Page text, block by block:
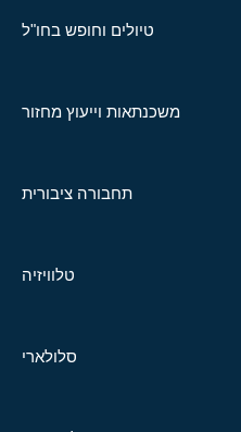
טיולים וחופש בחו"ל
משכנתאות וייעוץ מחזור
תחבורה ציבורית
טלוויזיה
סלולארי